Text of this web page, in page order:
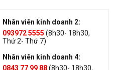
Nhân viên kinh doanh 2:
093972 5555 (8h30- 18h30,
Thứ 2- Thứ 7)
Nhân viên kinh doanh 4:
0843 77 99 88(8h30- 18h30,